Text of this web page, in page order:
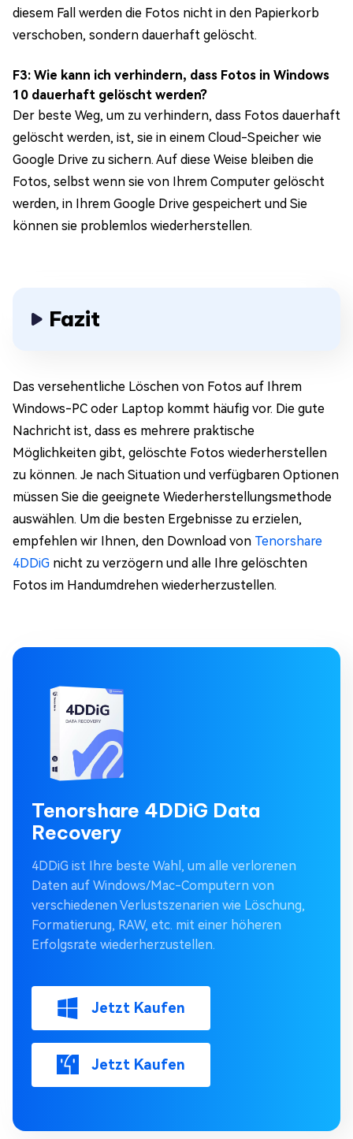
diesem Fall werden die Fotos nicht in den Papierkorb
verschoben, sondern dauerhaft gelöscht.
F3: Wie kann ich verhindern, dass Fotos in Windows
10 dauerhaft gelöscht werden?
Der beste Weg, um zu verhindern, dass Fotos dauerhaft
gelöscht werden, ist, sie in einem Cloud-Speicher wie
Google Drive zu sichern. Auf diese Weise bleiben die
Fotos, selbst wenn sie von Ihrem Computer gelöscht
werden, in Ihrem Google Drive gespeichert und Sie
können sie problemlos wiederherstellen.
Fazit
Das versehentliche Löschen von Fotos auf Ihrem
Windows-PC oder Laptop kommt häufig vor. Die gute
Nachricht ist, dass es mehrere praktische
Möglichkeiten gibt, gelöschte Fotos wiederherstellen
zu können. Je nach Situation und verfügbaren Optionen
müssen Sie die geeignete Wiederherstellungsmethode
auswählen. Um die besten Ergebnisse zu erzielen,
empfehlen wir Ihnen, den Download von Tenorshare
4DDiG nicht zu verzögern und alle Ihre gelöschten
Fotos im Handumdrehen wiederherzustellen.
Tenorshare 4DDiG Data
Recovery
4DDiG ist Ihre beste Wahl, um alle verlorenen
Daten auf Windows/Mac-Computern von
verschiedenen Verlustszenarien wie Löschung,
Formatierung, RAW, etc. mit einer höheren
Erfolgsrate wiederherzustellen.
Jetzt Kaufen
Jetzt Kaufen